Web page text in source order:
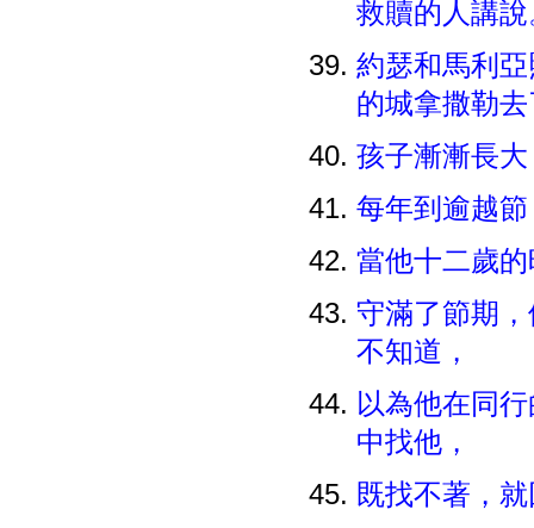
救贖的人講說
約瑟和馬利
的城拿撒勒
孩子漸漸長
每年到逾越
當他十二歲
守滿了節期
不知道，
以為他在同
中找他，
既找不著，